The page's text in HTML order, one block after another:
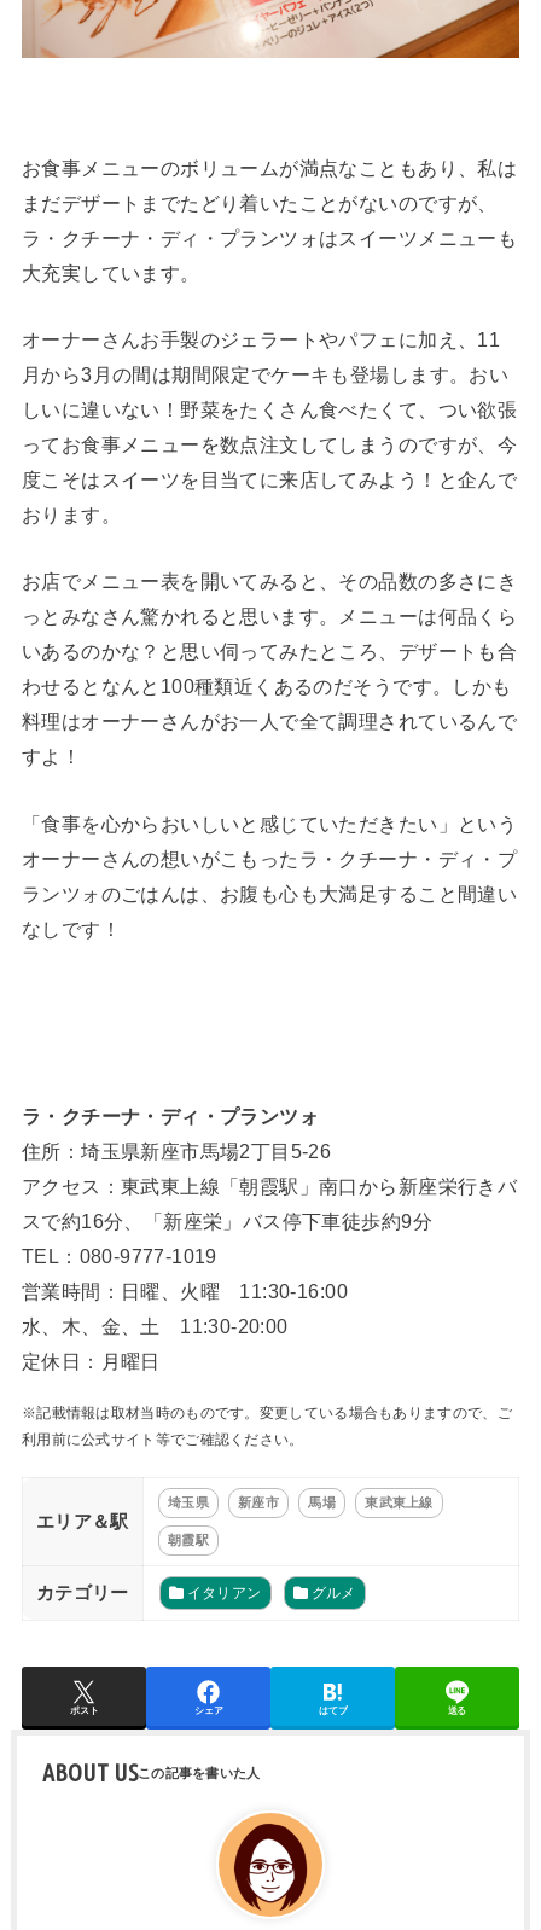
お食事メニューのボリュームが満点なこともあり、私は
まだデザートまでたどり着いたことがないのですが、
ラ・クチーナ・ディ・プランツォはスイーツメニューも
大充実しています。
オーナーさんお手製のジェラートやパフェに加え、11
月から3月の間は期間限定でケーキも登場します。おい
しいに違いない！野菜をたくさん食べたくて、つい欲張
ってお食事メニューを数点注文してしまうのですが、今
度こそはスイーツを目当てに来店してみよう！と企んで
おります。
お店でメニュー表を開いてみると、その品数の多さにき
っとみなさん驚かれると思います。メニューは何品くら
いあるのかな？と思い伺ってみたところ、デザートも合
わせるとなんと100種類近くあるのだそうです。しかも
料理はオーナーさんがお一人で全て調理されているんで
すよ！
「食事を心からおいしいと感じていただきたい」という
オーナーさんの想いがこもったラ・クチーナ・ディ・プ
ランツォのごはんは、お腹も心も大満足すること間違い
なしです！
ラ・クチーナ・ディ・プランツォ
住所：埼玉県新座市馬場2丁目5-26
アクセス：東武東上線「朝霞駅」南口から新座栄行きバ
スで約16分、「新座栄」バス停下車徒歩約9分
TEL：080-9777-1019
営業時間：日曜、火曜 11:30-16:00
水、木、金、土 11:30-20:00
定休日：月曜日
※記載情報は取材当時のものです。変更している場合もありますので、ご
利用前に公式サイト等でご確認ください。
エリア＆駅
埼玉県 新座市 馬場 東武東上線
朝霞駅
カテゴリー イタリアン グルメ
ポスト シェア はてブ 送る
ABOUT US